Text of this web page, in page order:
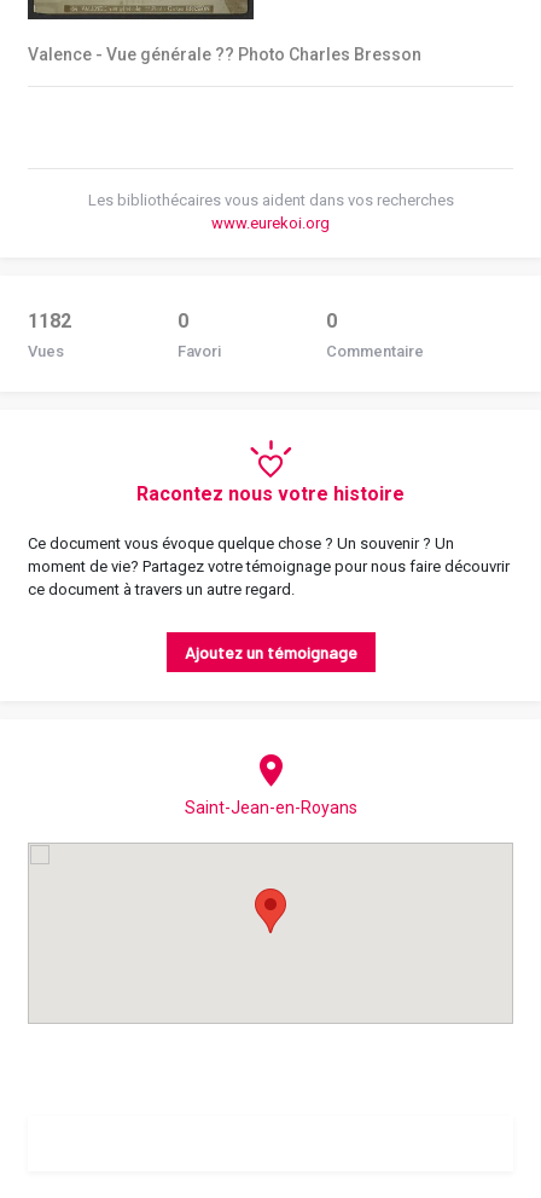
Valence - Vue générale ?? Photo Charles Bresson
Les bibliothécaires vous aident dans vos recherches
www.eurekoi.org
1182
Vues
0
Favori
0
Commentaire
Racontez nous votre histoire
Ce document vous évoque quelque chose ? Un souvenir ? Un
moment de vie? Partagez votre témoignage pour nous faire découvrir
ce document à travers un autre regard.
Ajoutez un témoignage
Saint-Jean-en-Royans